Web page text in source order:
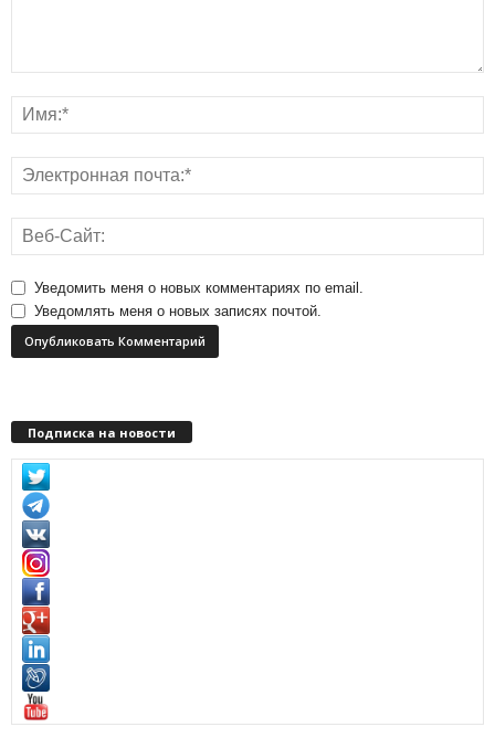
Уведомить меня о новых комментариях по email.
Уведомлять меня о новых записях почтой.
Подписка на новости